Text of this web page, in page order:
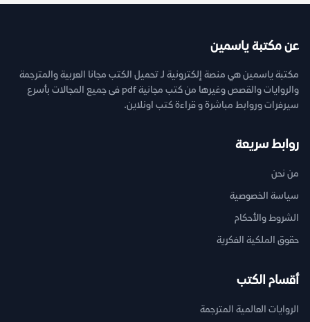
عن مكتبة ياسمين
مكتبة ياسمين هي منصة إلكترونية لـ تحميل الكتب مجانا العربية والمترجمة
والروايات والقصص وغيرها من كتب مجانية pdf فى جميع المجالات بأسرع
سيرفرات وروابط مباشرة و قراءة كتب اونلاين.
روابط سريعة
من نحن
سياسة الخصوصية
الشروط والأحكام
حقوق الملكية الفكرية
أقسام الكتب
الروايات العالمية المترجمة